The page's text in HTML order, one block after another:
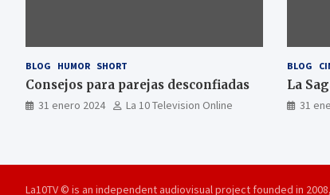
BLOG HUMOR SHORT
Consejos para parejas desconfiadas
31 enero 2024 La 10 Television Online
BLOG
La
31
La10TV © is an independent audiovisual project founded in